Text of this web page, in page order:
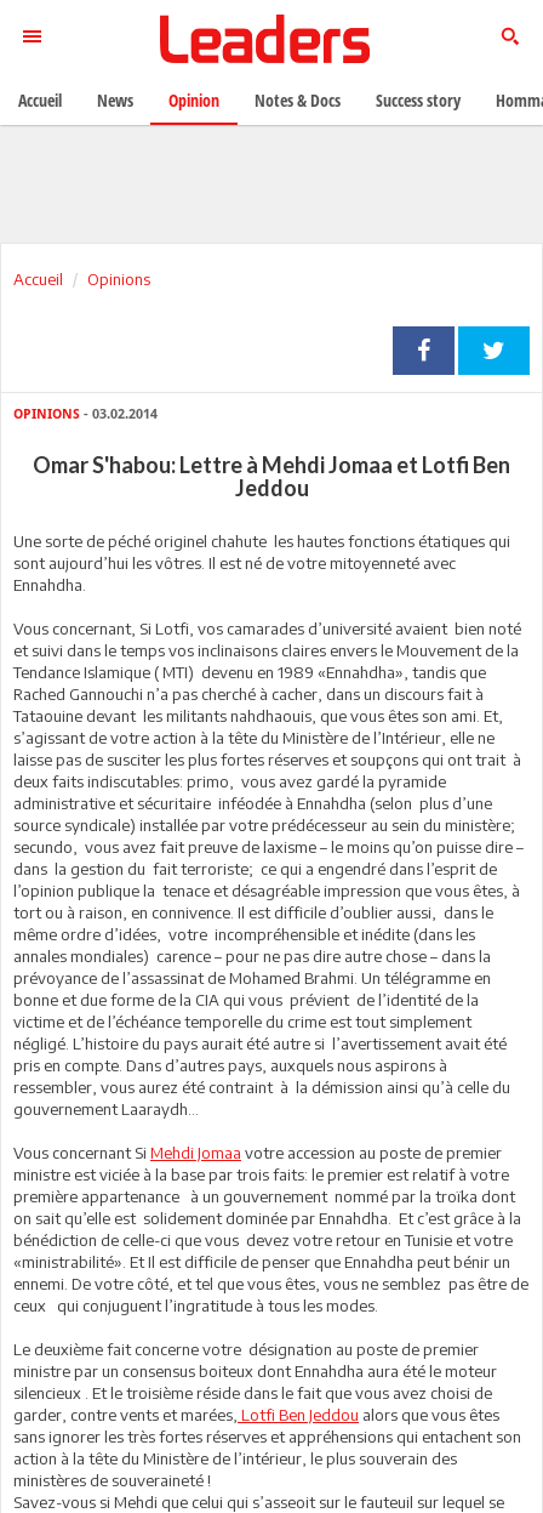
Accueil Opinions
OPINIONS - 03.02.2014
Omar S'habou: Lettre à Mehdi Jomaa et Lotfi Ben
Jeddou
Une sorte de péché originel chahute les hautes fonctions étatiques qui
sont aujourd’hui les vôtres. Il est né de votre mitoyenneté avec
Ennahdha.
Vous concernant, Si Lotfi, vos camarades d’université avaient bien noté
et suivi dans le temps vos inclinaisons claires envers le Mouvement de la
Tendance Islamique ( MTI) devenu en 1989 «Ennahdha», tandis que
Rached Gannouchi n’a pas cherché à cacher, dans un discours fait à
Tataouine devant les militants nahdhaouis, que vous êtes son ami. Et,
s’agissant de votre action à la tête du Ministère de l’Intérieur, elle ne
laisse pas de susciter les plus fortes réserves et soupçons qui ont trait à
deux faits indiscutables: primo, vous avez gardé la pyramide
administrative et sécuritaire inféodée à Ennahdha (selon plus d’une
source syndicale) installée par votre prédécesseur au sein du ministère;
secundo, vous avez fait preuve de laxisme – le moins qu’on puisse dire –
dans la gestion du fait terroriste; ce qui a engendré dans l’esprit de
l’opinion publique la tenace et désagréable impression que vous êtes, à
tort ou à raison, en connivence. Il est difficile d’oublier aussi, dans le
même ordre d’idées, votre incompréhensible et inédite (dans les
annales mondiales) carence – pour ne pas dire autre chose – dans la
prévoyance de l’assassinat de Mohamed Brahmi. Un télégramme en
bonne et due forme de la CIA qui vous prévient de l’identité de la
victime et de l’échéance temporelle du crime est tout simplement
négligé. L’histoire du pays aurait été autre si l’avertissement avait été
pris en compte. Dans d’autres pays, auxquels nous aspirons à
ressembler, vous aurez été contraint à la démission ainsi qu’à celle du
gouvernement Laaraydh…
Vous concernant Si Mehdi Jomaa votre accession au poste de premier
ministre est viciée à la base par trois faits: le premier est relatif à votre
première appartenance à un gouvernement nommé par la troïka dont
on sait qu’elle est solidement dominée par Ennahdha. Et c’est grâce à la
bénédiction de celle-ci que vous devez votre retour en Tunisie et votre
«ministrabilité». Et Il est difficile de penser que Ennahdha peut bénir un
ennemi. De votre côté, et tel que vous êtes, vous ne semblez pas être de
ceux qui conjuguent l’ingratitude à tous les modes.
Le deuxième fait concerne votre désignation au poste de premier
ministre par un consensus boiteux dont Ennahdha aura été le moteur
silencieux . Et le troisième réside dans le fait que vous avez choisi de
garder, contre vents et marées, Lotfi Ben Jeddou alors que vous êtes
sans ignorer les très fortes réserves et appréhensions qui entachent son
action à la tête du Ministère de l’intérieur, le plus souverain des
ministères de souveraineté !
Savez-vous si Mehdi que celui qui s’asseoit sur le fauteuil sur lequel se
Accueil News Opinion Notes & Docs Success story